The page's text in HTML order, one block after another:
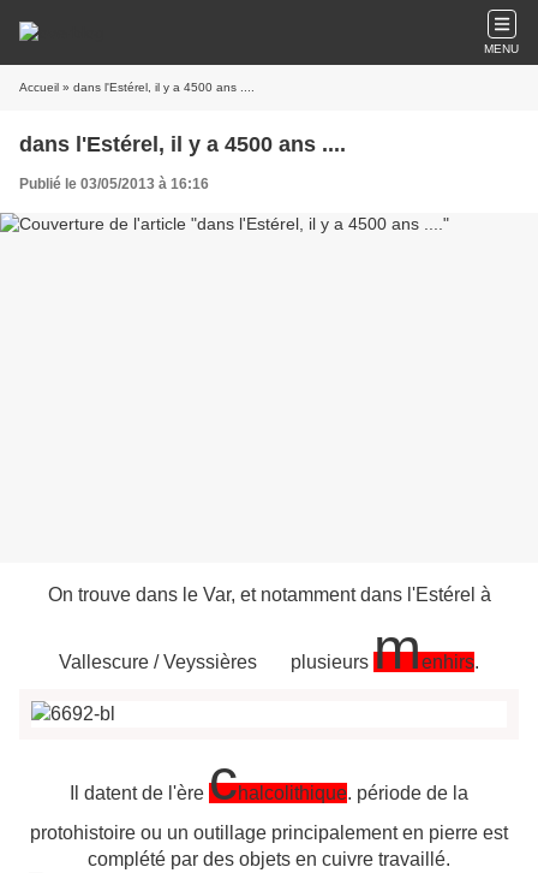
MENU
Accueil » dans l'Estérel, il y a 4500 ans ....
dans l'Estérel, il y a 4500 ans ....
Publié le 03/05/2013 à 16:16
On trouve dans le Var, et notamment dans l'Estérel à
Vallescure / Veyssières plusieurs menhirs.
Il datent de l'ère chalcolithique. période de la
protohistoire ou un outillage principalement en pierre est
complété par des objets en cuivre travaillé.